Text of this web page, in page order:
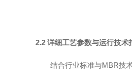
2.2 详细工艺参数与运行技术
结合行业标准与MBR技